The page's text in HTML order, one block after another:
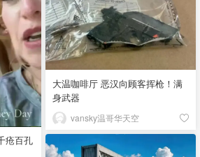
疮百孔
大温咖啡厅 恶汉向顾客挥枪！满
身武器
vansky温哥华天空